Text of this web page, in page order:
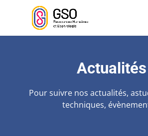
Actualités
Pour suivre nos actualités,
techniques,